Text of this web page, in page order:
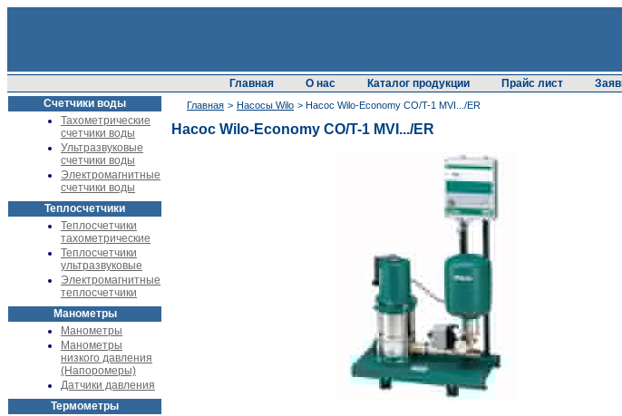
Главная О нас Каталог продукции Прайс лист
Счетчики воды
Тахометрические
счетчики воды
Ультразвуковые
счетчики воды
Электромагнитные
счетчики воды
Теплосчетчики
Теплосчетчики
тахометрические
Теплосчетчики
ультразвуковые
Электромагнитные
теплосчетчики
Манометры
Манометры
Манометры
низкого давления
(Напоромеры)
Датчики давления
Термометры
Главная > Насосы Wilo > Насос Wilo-Economy CO/T-1 MVI.../ER
Насос Wilo-Economy CO/T-1 MVI.../ER